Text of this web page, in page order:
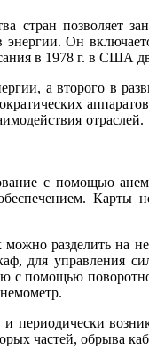
стран позволяет
Он
в 1978 г. в США
а второго в
с помощью
Карты
можно разделить на
для управления
помощью
и периодически
частей, обрыва